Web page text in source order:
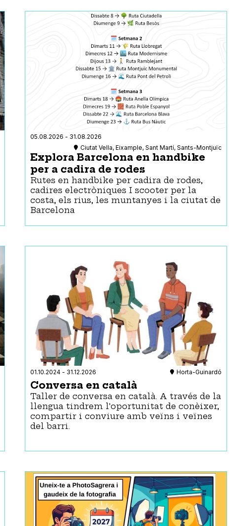
05.08.2026 - 31.08.2026
Ciutat Vella, Eixample, Sant Martí, Sants-Montjuïc
Explora Barcelona en handbike
per a cadira de rodes
Rutes en handbike per cadira de rodes,
cadires electròniques I scooter per la
costa, els rius, les muntanyes i la ciutat de
Barcelona
01.10.2024 - 31.12.2026 Horta-Guinardó
Conversa en català
Taller de conversa en català. A través de la
llengua tindrem l'oportunitat de conèixer,
compartir i conviure amb veïns i veïnes
del barri.